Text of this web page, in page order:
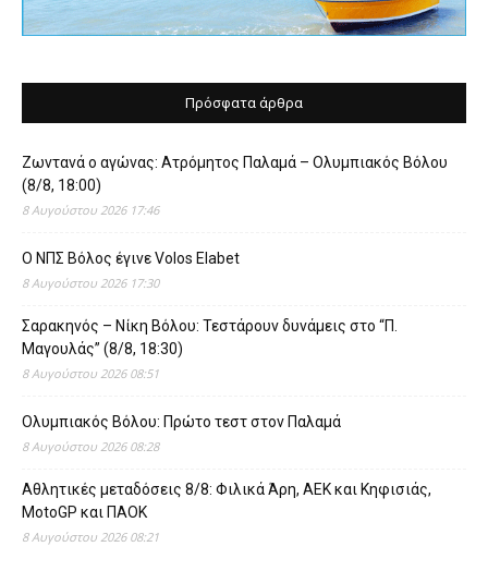
Πρόσφατα άρθρα
Ζωντανά ο αγώνας: Ατρόμητος Παλαμά – Ολυμπιακός Βόλου
(8/8, 18:00)
8 Αυγούστου 2026 17:46
O ΝΠΣ Βόλος έγινε Volos Elabet
8 Αυγούστου 2026 17:30
Σαρακηνός – Νίκη Βόλου: Τεστάρουν δυνάμεις στο “Π.
Μαγουλάς” (8/8, 18:30)
8 Αυγούστου 2026 08:51
Ολυμπιακός Βόλου: Πρώτο τεστ στον Παλαμά
8 Αυγούστου 2026 08:28
Αθλητικές μεταδόσεις 8/8: Φιλικά Άρη, ΑΕΚ και Κηφισιάς,
MotoGP και ΠΑΟΚ
8 Αυγούστου 2026 08:21